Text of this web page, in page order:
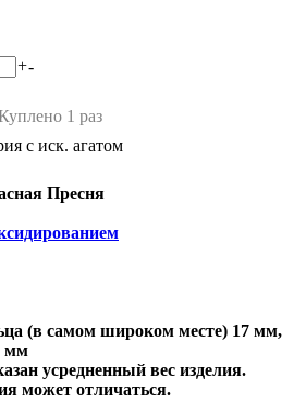
+-
1 раз
с иск. агатом
Пресня
(в самом широком месте) 17 мм,
мм
усредненный вес изделия.
может отличаться.